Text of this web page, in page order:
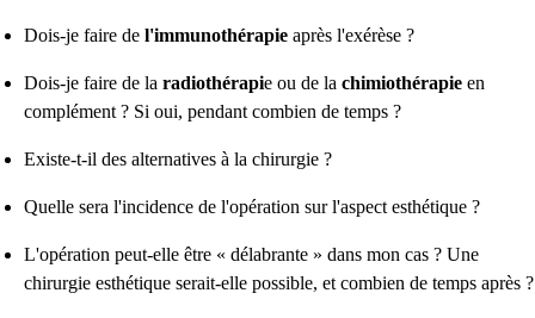
Dois-je faire de l'immunothérapie après l'exérèse ?
Dois-je faire de la radiothérapie ou de la chimiothérapie en
complément ? Si oui, pendant combien de temps ?
Existe-t-il des alternatives à la chirurgie ?
Quelle sera l'incidence de l'opération sur l'aspect esthétique ?
L'opération peut-elle être « délabrante » dans mon cas ? Une
chirurgie esthétique serait-elle possible, et combien de temps après ?